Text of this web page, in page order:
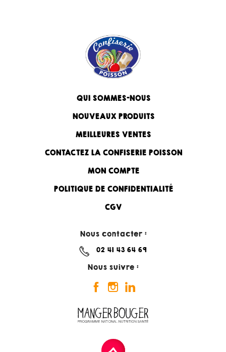
QUI SOMMES-NOUS
NOUVEAUX PRODUITS
MEILLEURES VENTES
CONTACTEZ LA CONFISERIE POISSON
MON COMPTE
POLITIQUE DE CONFIDENTIALITÉ
CGV
Nous contacter :
02 41 43 64 69
Nous suivre :